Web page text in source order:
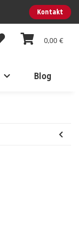
Kontakt
0,00 €
Blog